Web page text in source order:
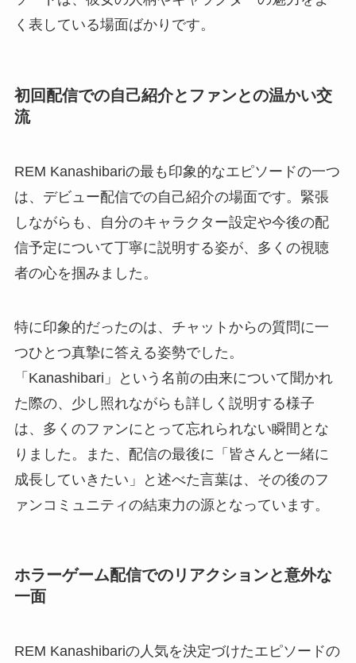
く表している場面ばかりです。
初回配信での自己紹介とファンとの温かい交
流
REM Kanashibariの最も印象的なエピソードの一つ
は、デビュー配信での自己紹介の場面です。緊張
しながらも、自分のキャラクター設定や今後の配
信予定について丁寧に説明する姿が、多くの視聴
者の心を掴みました。
特に印象的だったのは、チャットからの質問に一
つひとつ真摯に答える姿勢でした。
「Kanashibari」という名前の由来について聞かれ
た際の、少し照れながらも詳しく説明する様子
は、多くのファンにとって忘れられない瞬間とな
りました。また、配信の最後に「皆さんと一緒に
成長していきたい」と述べた言葉は、その後のフ
ァンコミュニティの結束力の源となっています。
ホラーゲーム配信でのリアクションと意外な
一面
REM Kanashibariの人気を決定づけたエピソードの